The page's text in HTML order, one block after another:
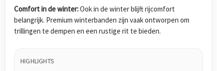
Comfort in de winter:Ook in de winter blijft rijcomfort
belangrijk. Premium winterbanden zijn vaak ontworpen om
trillingen te dempen en een rustige rit te bieden.
HIGHLIGHTS